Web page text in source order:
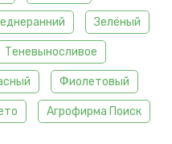
Зелёный
Теневыносливое
Фиолетовый
Агрофирма Поиск